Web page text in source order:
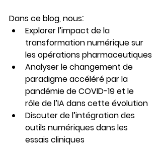
Dans ce blog, nous:
Explorer l’impact de la
transformation numérique sur
les opérations pharmaceutiques
Analyser le changement de
paradigme accéléré par la
pandémie de COVID-19 et le
rôle de l’IA dans cette évolution
Discuter de l’intégration des
outils numériques dans les
essais cliniques